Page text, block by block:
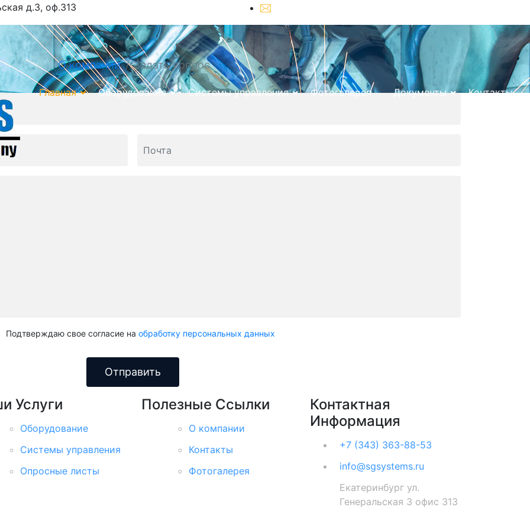
д.3, оф.313
Главная Оборудование Системы управления Фотогалерея Документы Контакты
О компании Задать вопрос
Подтверждаю свое согласие на обработку персональных данных
Отправить
Услуги
Оборудование
Системы управления
Опросные листы
Полезные Ссылки
О компании
Контакты
Фотогалерея
Контактная
Информация
+7 (343) 363-88-53
info@sgsystems.ru
Екатеринбург ул.
Генеральская 3 офис 313